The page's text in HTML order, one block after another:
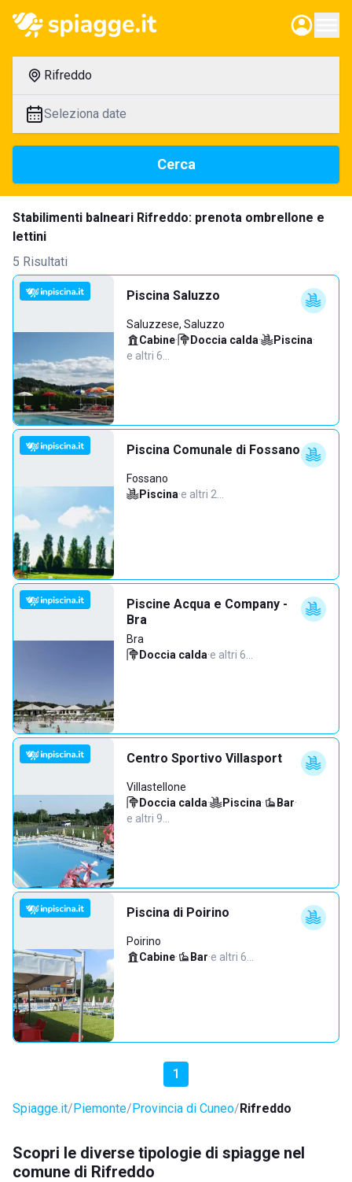
Rifreddo
Seleziona date
Cerca
Stabilimenti balneari Rifreddo: prenota ombrellone e
lettini
5 Risultati
Piscina Saluzzo
Saluzzese, Saluzzo
Cabine· Doccia calda· Piscina·
e altri 6…
Piscina Comunale di Fossano
Fossano
Piscina·e altri 2…
Piscine Acqua e Company -
Bra
Bra
Doccia calda·e altri 6…
Centro Sportivo Villasport
Villastellone
Doccia calda· Piscina· Bar·
e altri 9…
Piscina di Poirino
Poirino
Cabine· Bar·e altri 6…
1
Spiagge.it Piemonte Provincia di Cuneo Rifreddo
Scopri le diverse tipologie di spiagge nel
comune di Rifreddo